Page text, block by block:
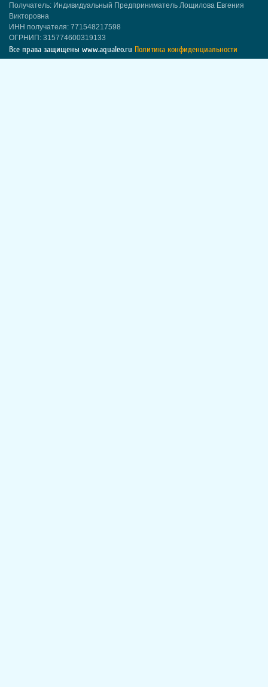
Получатель: Индивидуальный Предприниматель Лощилова Евгения
Викторовна
ИНН получателя: 771548217598
ОГРНИП: 315774600319133
Все права защищены www.aqualeo.ru Политика конфиденциальности